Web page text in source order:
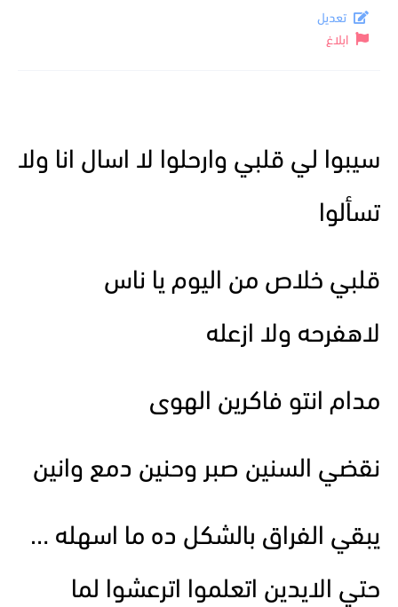
سيبوا لي قلبي وارحلوا لا اسال انا ولا
تسألوا
قلبي خلاص من اليوم يا ناس
لاهفرحه ولا ازعله
مدام انتو فاكرين الهوى
نقضي السنين صبر وحنين دمع وانين
يبقي الفراق بالشكل ده ما اسهله …
حتي الايدين اتعلموا اترعشوا لما
تعديل
ابلاغ